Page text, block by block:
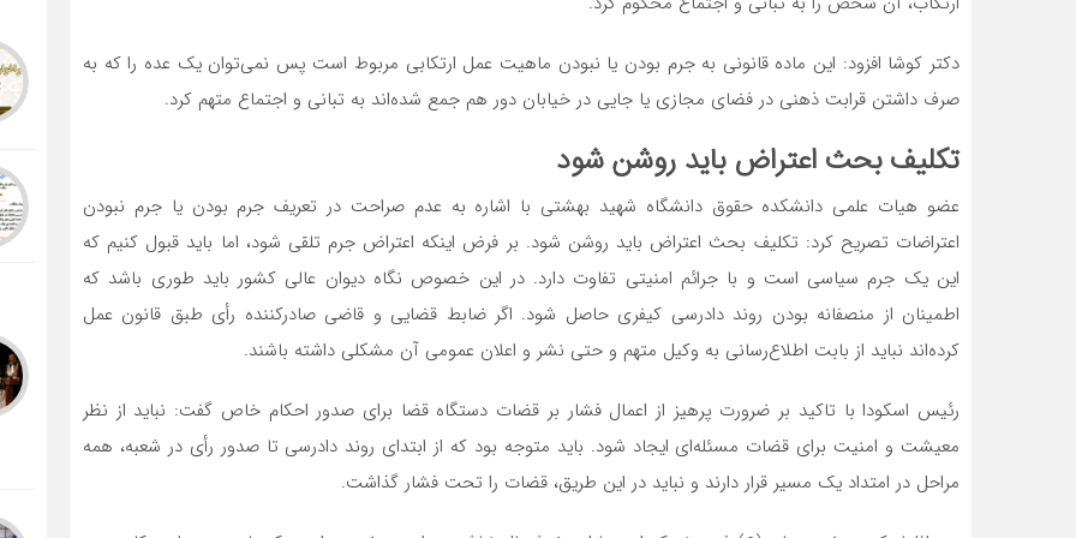
دکتر کوشا افزود: این ماده قانونی به جرم بودن یا نبودن ماهیت عمل ارتکابی مربوط است پس نمی‌توان یک عده را که به
صرف داشتن قرابت ذهنی در فضای مجازی یا جایی در خیابان دور هم جمع شده‌اند به تبانی و اجتماع متهم کرد.
تکلیف بحث اعتراض باید روشن شود
عضو هیات علمی دانشکده حقوق دانشگاه شهید بهشتی با اشاره به عدم صراحت در تعریف جرم بودن یا جرم نبودن
اعتراضات تصریح کرد: تکلیف بحث اعتراض باید روشن شود. بر فرض اینکه اعتراض جرم تلقی شود، اما باید قبول کنیم که
این یک جرم سیاسی است و با جرائم امنیتی تفاوت دارد. در این خصوص نگاه دیوان عالی کشور باید طوری باشد که
اطمینان از منصفانه بودن روند دادرسی کیفری حاصل شود. اگر ضابط قضایی و قاضی صادرکننده رأی طبق قانون عمل
کرده‌اند نباید از بابت اطلاع‌رسانی به وکیل متهم و حتی نشر و اعلان عمومی آن مشکلی داشته باشند.
رئیس اسکودا با تاکید بر ضرورت پرهیز از اعمال فشار بر قضات دستگاه قضا برای صدور احکام خاص گفت: نباید از نظر
معیشت و امنیت برای قضات مسئله‌ای ایجاد شود. باید متوجه بود که از ابتدای روند دادرسی تا صدور رأی در شعبه، همه
مراحل در امتداد یک مسیر قرار دارند و نباید در این طریق، قضات را تحت فشار گذاشت.